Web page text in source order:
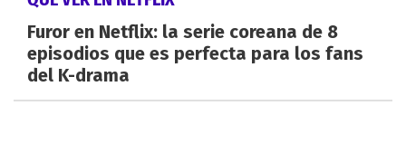
Furor en Netflix: la serie coreana de 8
episodios que es perfecta para los fans
del K-drama